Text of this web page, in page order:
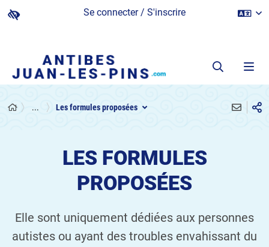
Se connecter / S'inscrire
... Les formules proposées
LES FORMULES
PROPOSÉES
Elle sont uniquement dédiées aux personnes
autistes ou ayant des troubles envahissant du